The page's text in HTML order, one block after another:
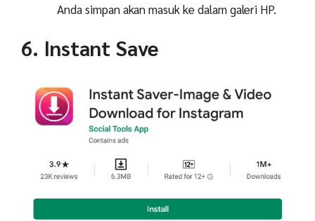
Anda simpan akan masuk ke dalam galeri HP.
6. Instant Save